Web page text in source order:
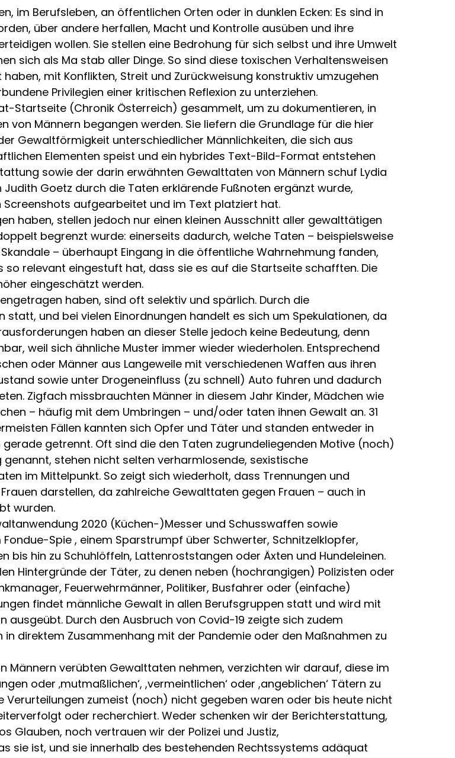
im Berufsleben, an öffentlichen Orten oder in dunklen Ecken: Es sind in
über andere herfallen, Macht und Kontrolle ausüben und ihre
wollen. Sie stellen eine Bedrohung für sich selbst und ihre Umwelt
sich als Ma stab aller Dinge. So sind diese toxischen Verhaltensweisen
mit Konflikten, Streit und Zurückweisung konstruktiv umzugehen
Privilegien einer kritischen Reflexion zu unterziehen.
Startseite (Chronik Österreich) gesammelt, um zu dokumentieren, in
von Männern begangen werden. Sie liefern die Grundlage für die hier
Gewaltförmigkeit unterschiedlicher Männlichkeiten, die sich aus
Elementen speist und ein hybrides Text-Bild-Format entstehen
sowie der darin erwähnten Gewalttaten von Männern schuf Lydia
Goetz durch die Taten erklärende Fußnoten ergänzt wurde,
aufgearbeitet und im Text platziert hat.
haben, stellen jedoch nur einen kleinen Ausschnitt aller gewalttätigen
begrenzt wurde: einerseits dadurch, welche Taten – beispielsweise
– überhaupt Eingang in die öffentliche Wahrnehmung fanden,
relevant eingestuft hat, dass sie es auf die Startseite schafften. Die
eingeschätzt werden.
haben, sind oft selektiv und spärlich. Durch die
und bei vielen Einordnungen handelt es sich um Spekulationen, da
haben an dieser Stelle jedoch keine Bedeutung, denn
weil sich ähnliche Muster immer wieder wiederholen. Entsprechend
oder Männer aus Langeweile mit verschiedenen Waffen aus ihren
sowie unter Drogeneinfluss (zu schnell) Auto fuhren und dadurch
Zigfach missbrauchten Männer in diesem Jahr Kinder, Mädchen wie
– häufig mit dem Umbringen – und/oder taten ihnen Gewalt an. 31
Fällen kannten sich Opfer und Täter und standen entweder in
getrennt. Oft sind die den Taten zugrundeliegenden Motive (noch)
stehen nicht selten verharmlosende, sexistische
im Mittelpunkt. So zeigt sich wiederholt, dass Trennungen und
darstellen, da zahlreiche Gewalttaten gegen Frauen – auch in
wurden.
2020 (Küchen-)Messer und Schusswaffen sowie
Spie , einem Sparstrumpf über Schwerter, Schnitzelklopfer,
bis hin zu Schuhlöffeln, Lattenroststangen oder Äxten und Hundeleinen.
Hintergründe der Täter, zu denen neben (hochrangigen) Polizisten oder
Feuerwehrmänner, Politiker, Busfahrer oder (einfache)
findet männliche Gewalt in allen Berufsgruppen statt und wird mit
Durch den Ausbruch von Covid-19 zeigte sich zudem
direktem Zusammenhang mit der Pandemie oder den Maßnahmen zu
Männern verübten Gewalttaten nehmen, verzichten wir darauf, diese im
oder ‚mutmaßlichen‘, ,vermeintlichen‘ oder ,angeblichen‘ Tätern zu
zumeist (noch) nicht gegeben waren oder bis heute nicht
oder recherchiert. Weder schenken wir der Berichterstattung,
Glauben, noch vertrauen wir der Polizei und Justiz,
sie ist, und sie innerhalb des bestehenden Rechtssystems adäquat